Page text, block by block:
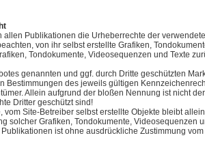
allen Publikationen die Urheberrechte der
von ihr selbst erstellte Grafiken,
Tondokumente, Videosequenzen und Texte
genannten und ggf. durch Dritte geschützten
Bestimmungen des jeweils gültigen
Allein aufgrund der bloßen Nennung ist nicht
Dritter geschützt sind!
vom Site-Betreiber selbst erstellte Objekte bleibt
solcher Grafiken, Tondokumente, Videosequenzen
ist ohne ausdrückliche Zustimmung